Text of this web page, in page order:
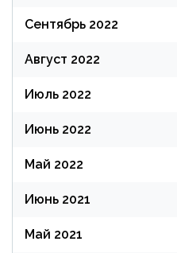
Сентябрь 2022
Август 2022
Июль 2022
Июнь 2022
Май 2022
Июнь 2021
Май 2021